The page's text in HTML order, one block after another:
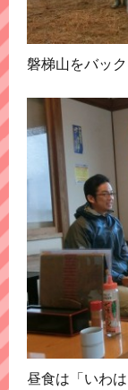
磐梯山をバック
昼食は「いわ